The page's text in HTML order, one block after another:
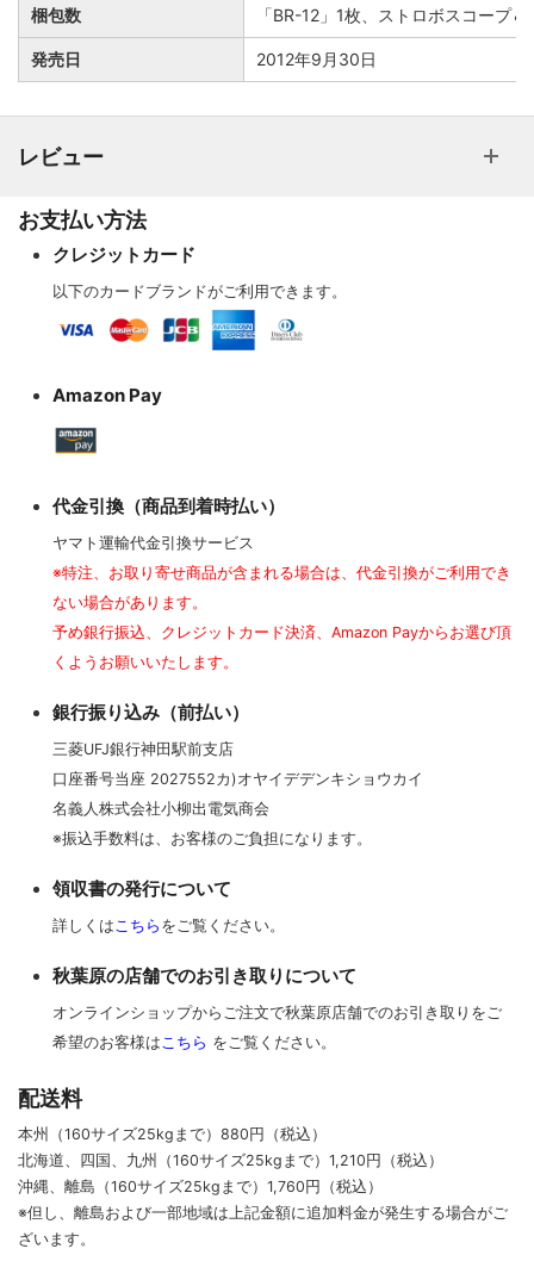
梱包数 「BR-12」1枚、ストロボスコープ
発売日 2012年9月30日
レビュー
お支払い方法
クレジットカード
以下のカードブランドがご利用できます。
Amazon Pay
代金引換（商品到着時払い）
ヤマト運輸代金引換サービス
※特注、お取り寄せ商品が含まれる場合は、代金引換がご利用でき
ない場合があります。
予め銀行振込、クレジットカード決済、Amazon Payからお選び頂
くようお願いいたします。
銀行振り込み（前払い）
三菱UFJ銀行神田駅前支店
口座番号当座 2027552カ)オヤイデデンキショウカイ
名義人株式会社小柳出電気商会
※振込手数料は、お客様のご負担になります。
領収書の発行について
詳しくは こちら をご覧ください。
秋葉原の店舗でのお引き取りについて
オンラインショップからご注文で秋葉原店舗でのお引き取りをご
希望のお客様は こちら をご覧ください。
配送料
本州（160サイズ25kgまで）880円（税込）
北海道、四国、九州 （160サイズ25kgまで） 1,210円（税込）
沖縄、離島 （160サイズ25kgまで） 1,760円（税込）
※但し、離島および一部地域は上記金額に追加料金が発生する場合がご
ざいます。